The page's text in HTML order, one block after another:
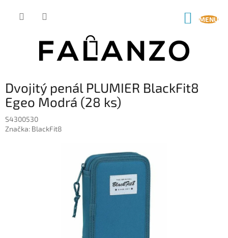
Dvojitý penál PLUMIER BlackFit8
Egeo Modrá (28 ks)
S4300530
Značka: BlackFit8